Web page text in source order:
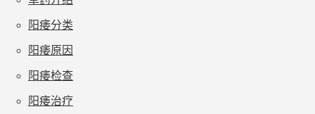
阳痿分类
阳痿原因
阳痿检查
阳痿治疗